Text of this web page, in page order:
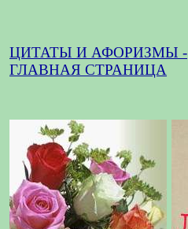
ЦИТАТЫ И АФОРИЗМЫ -
ГЛАВНАЯ СТРАНИЦА